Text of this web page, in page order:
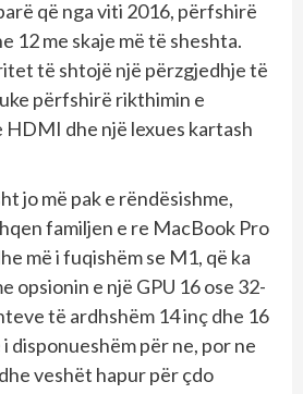
që nga viti 2016, përfshirë
12 me skaje më të sheshta.
të shtojë një përzgjedhje të
përfshirë rikthimin e
HDMI dhe një lexues kartash
jo më pak e rëndësishme,
familjen e re MacBook Pro
më i fuqishëm se M1, që ka
opsionin e një GPU 16 ose 32-
të ardhshëm 14 inç dhe 16
disponueshëm për ne, por ne
veshët hapur për çdo